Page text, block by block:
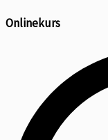
Onlinekurs